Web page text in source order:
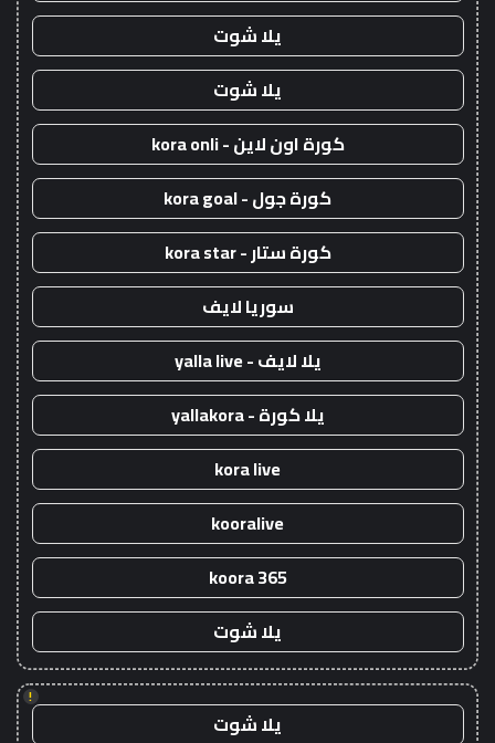
يلا شوت
يلا شوت
كورة اون لاين - kora onli
كورة جول - kora goal
كورة ستار - kora star
سوريا لايف
يلا لايف - yalla live
يلا كورة - yallakora
kora live
kooralive
koora 365
يلا شوت
!
يلا شوت